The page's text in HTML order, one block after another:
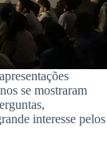
se mostraram
interesse pelos